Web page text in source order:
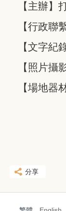
【主辦】
【行政聯
【文字紀
【照片攝
【場地器
分享